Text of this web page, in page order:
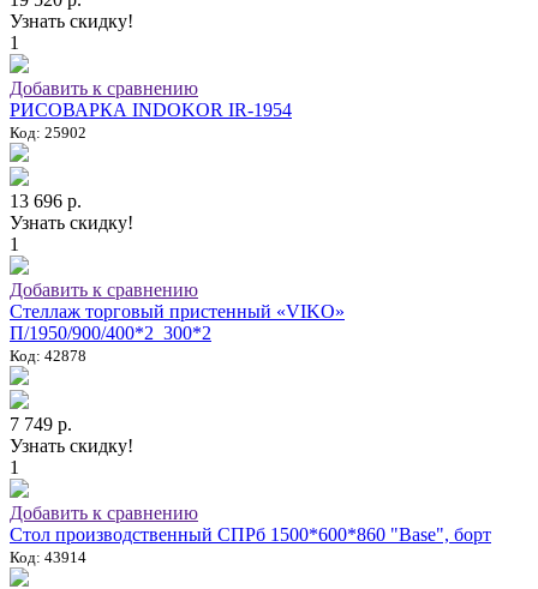
Узнать скидку!
1
Добавить к сравнению
РИСОВАРКА INDOKOR IR-1954
Код: 25902
13 696 р.
Узнать скидку!
1
Добавить к сравнению
Стеллаж торговый пристенный «VIKO»
П/1950/900/400*2_300*2
Код: 42878
7 749 р.
Узнать скидку!
1
Добавить к сравнению
Стол производственный СПРб 1500*600*860 "Base", борт
Код: 43914